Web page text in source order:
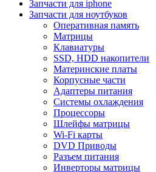
Запчасти для iphone
Запчасти для ноутбуков
Оперативная память
Матрицы
Клавиатуры
SSD, HDD накопители
Материнские платы
Корпусные части
Адаптеры питания
Системы охлаждения
Процессоры
Шлейфы матрицы
Wi-Fi карты
DVD Приводы
Разъем питания
Инверторы матрицы